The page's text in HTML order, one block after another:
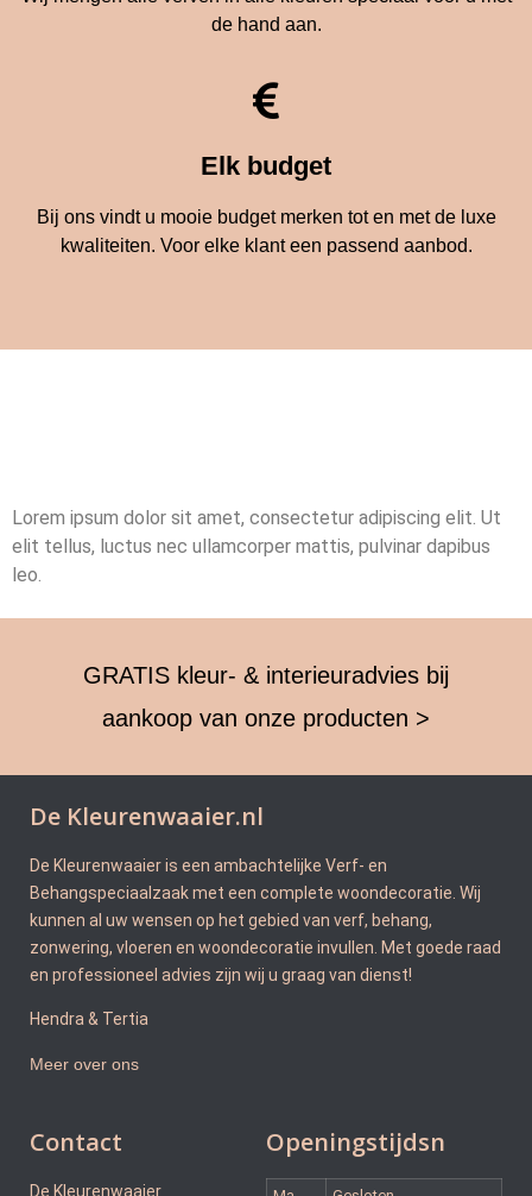
de hand aan.
Elk budget
Bij ons vindt u mooie budget merken tot en met de luxe
kwaliteiten. Voor elke klant een passend aanbod.
Lorem ipsum dolor sit amet, consectetur adipiscing elit. Ut
elit tellus, luctus nec ullamcorper mattis, pulvinar dapibus
leo.
GRATIS kleur- & interieuradvies bij
aankoop van onze producten >
De Kleurenwaaier.nl
De Kleurenwaaier is een ambachtelijke Verf- en
Behangspeciaalzaak met een complete woondecoratie. Wij
kunnen al uw wensen op het gebied van verf, behang,
zonwering, vloeren en woondecoratie invullen. Met goede raad
en professioneel advies zijn wij u graag van dienst!
Hendra & Tertia
Meer over ons
Contact
De Kleurenwaaier
Openingstijdsn